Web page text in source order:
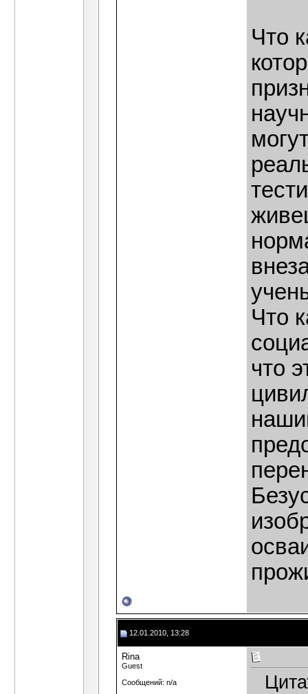
Что
Что
что
12.01.2010, 13:28
Rina
Guest
Сообщений: n/a